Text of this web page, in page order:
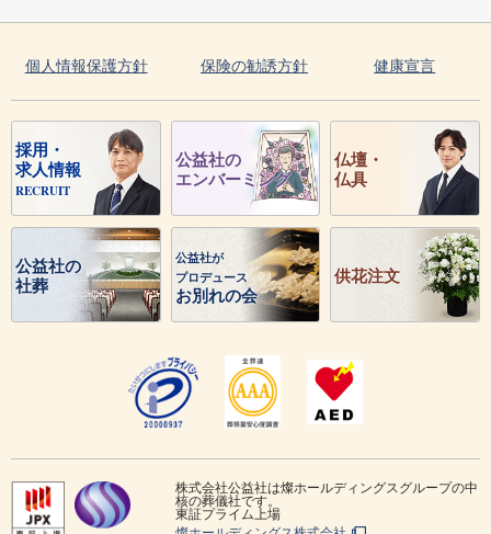
個人情報保護方針 保険の勧誘方針 健康宣言
採用・
求人情報
RECRUIT
公益社の
エンバーミング
仏壇・
仏具
公益社の
社葬
公益社が
プロデュース
お別れの会
供花注文
株式会社公益社は燦ホールディングスグループの中
核の葬儀社です。
東証プライム上場